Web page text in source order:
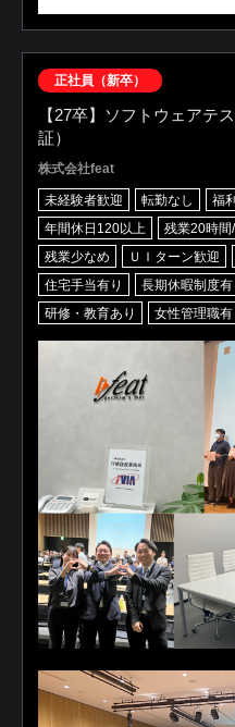
正社員（新卒）
【27卒】ソフトウェアテ
証）
株式会社feat
未経験者歓迎 転勤なし 福
年間休日120以上
残業20時間
残業少なめ
ＵＩターン歓迎
住宅手当有り
長期休暇制度有
研修・教育あり
女性管理職有